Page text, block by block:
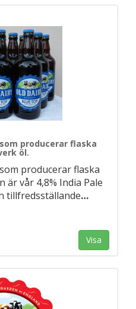
producerar flaska
öl.
producerar flaska
vår 4,8% India Pale
tillfredsställande…
Visa